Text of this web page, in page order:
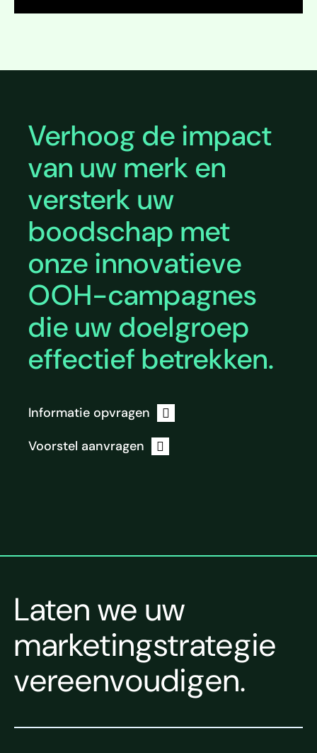
Uitvouwen
Verhoog de impact
van uw merk en
versterk uw
boodschap met
onze innovatieve
OOH-campagnes
die uw doelgroep
effectief betrekken.
Informatie opvragen
Voorstel aanvragen
Laten we uw
marketingstrategie
vereenvoudigen.